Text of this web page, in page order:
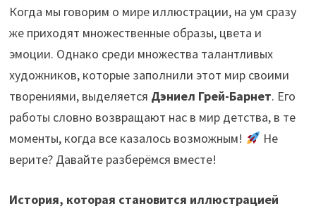
Когда мы говорим о мире иллюстрации, на ум сразу
же приходят множественные образы, цвета и
эмоции. Однако среди множества талантливых
художников, которые заполнили этот мир своими
творениями, выделяется Дэниел Грей-Барнет. Его
работы словно возвращают нас в мир детства, в те
моменты, когда все казалось возможным!
Не
верите? Давайте разберёмся вместе!
История, которая становится иллюстрацией